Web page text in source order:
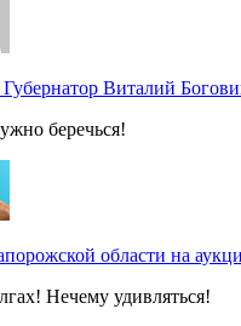
Губернатор Виталий
беречься!
области на
Нечему удивляться!